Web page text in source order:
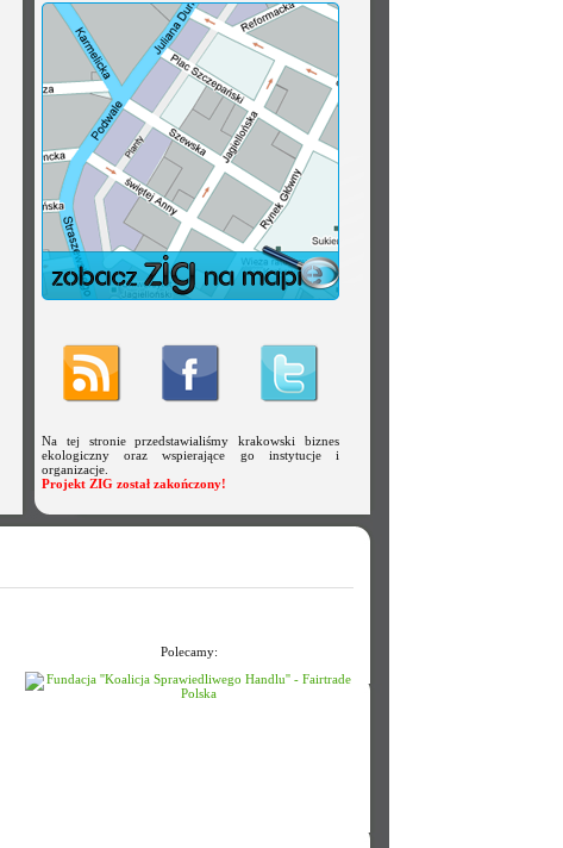
Na tej stronie przedstawialiśmy krakowski biznes
ekologiczny oraz wspierające go instytucje i
organizacje.
Projekt ZIG został zakończony!
Polecamy: